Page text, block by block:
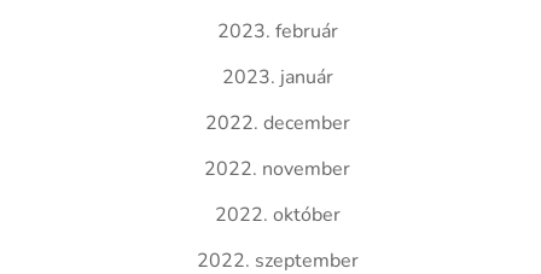
2023. február
2023. január
2022. december
2022. november
2022. október
2022. szeptember